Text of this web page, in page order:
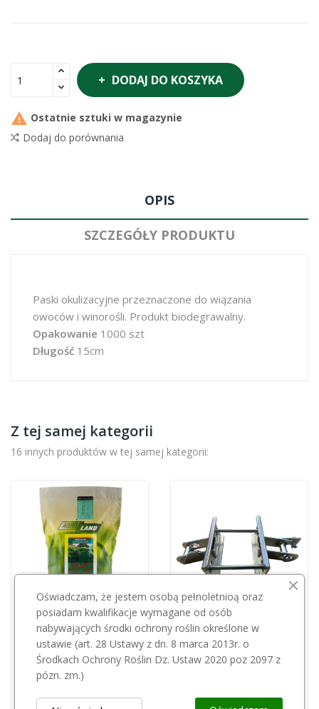
DODAJ DO KOSZYKA
 Ostatnie sztuki w magazynie
Dodaj do porównania
OPIS
SZCZEGÓŁY PRODUKTU
Paski okulizacyjne przeznaczone do wiązania
owoców i winorośli. Produkt biodegrawalny.
Opakowanie 1000 szt
Długość 15cm
Z tej samej kategorii
16 innych produktów w tej samej kategorii:
Przepraszamy, ten produkt
jest niedostępny.
Trawa Sad 10kg
250,00 zł
Przepraszamy, ten produkt
jest niedostępny.
35,01 zł
Oświadczam, że jestem osobą pełnoletnioą oraz
posiadam kwalifikacje wymagane od osób
nabywających środki ochrony roślin określone w
ustawie (art. 28 Ustawy z dn. 8 marca 2013r. o
Środkach Ochrony Roślin Dz. Ustaw 2020 poz 2097 z
pózn. zm.)